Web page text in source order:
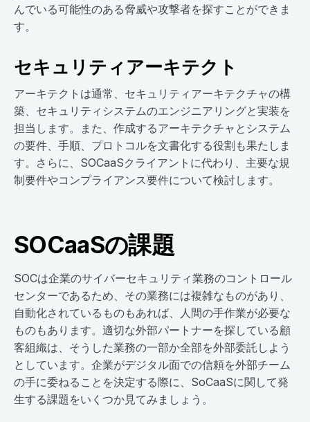
んでいる可能性のある脅威や攻撃者を探すことができま
す。
セキュリティアーキテクト
アーキテクトは通常、セキュリティアーキテクチャの構
築、セキュリティシステムのエンジニアリングと実装を
担当します。また、作成するアーキテクチャとシステム
の要件、手順、プロトコルを文書化する役割も果たしま
す。さらに、SOCaaSクライアントに代わり、主要な規
制要件やコンプライアンス要件について検討します。
SOCaaSの課題
SOCは企業のサイバーセキュリティ業務のコントロール
センターであるため、その業務には複雑なものがあり、
自動化されているものもあれば、人間の手作業が必要な
ものもあります。適切な外部パートナーを探している顧
客組織は、そうした業務の一部か全部を外部委託しよう
としています。企業がデジタル面での信頼を外部チーム
の手に委ねることを決定する際に、SoCaaSに関して発
生する課題をいくつか見てみましょう。